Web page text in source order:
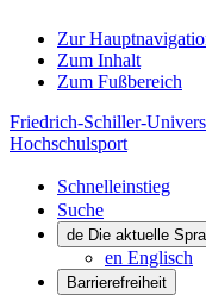
Zur
Zum Inhalt
Zum Fußbereich
Friedrich-Schiller-
Hochschulsport
Schnelleinstieg
Suche
de Die aktuelle
en Englisch
Barrierefreiheit